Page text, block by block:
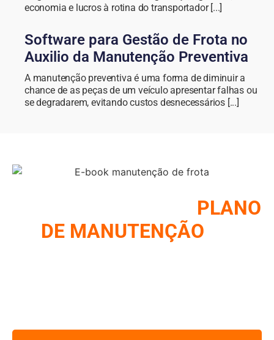
economia e lucros à rotina do transportador [...]
Software para Gestão de Frota no
Auxilio da Manutenção Preventiva
A manutenção preventiva é uma forma de diminuir a
chance de as peças de um veículo apresentar falhas ou
se degradarem, evitando custos desnecessários [...]
PLANO
DE MANUTENÇÃO